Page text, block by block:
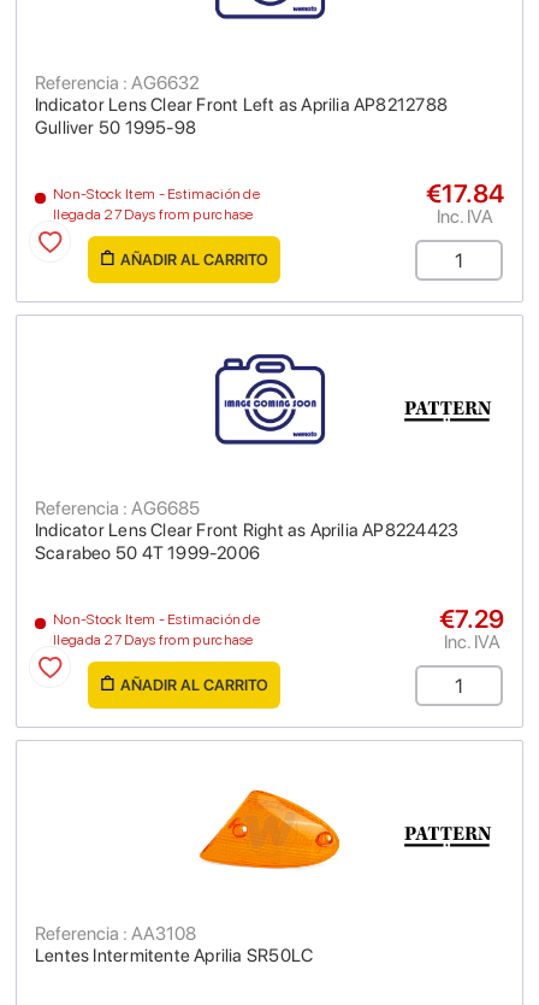
Indicator Lens Clear Front Left as Aprilia AP8212788
Gulliver 50 1995-98
Referencia : AG6632
Non-Stock Item - Estimación de
llegada 27 Days from purchase
€17.84
Inc. IVA
AÑADIR AL CARRITO
Indicator Lens Clear Front Right as Aprilia AP8224423
Scarabeo 50 4T 1999-2006
Referencia : AG6685
Non-Stock Item - Estimación de
llegada 27 Days from purchase
€7.29
Inc. IVA
AÑADIR AL CARRITO
Lentes Intermitente Aprilia SR50LC
Referencia : AA3108